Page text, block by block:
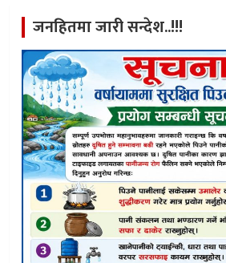
जनहितमा जारी सन्देश..!!!